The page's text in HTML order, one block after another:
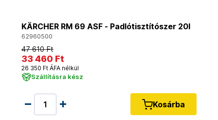
KÄRCHER RM 69 ASF - Padlótisztítószer 20l
62960500
47 610 Ft
33 460 Ft
26 350 Ft ÁFA nélkül
Szállításra kész
Kosárba